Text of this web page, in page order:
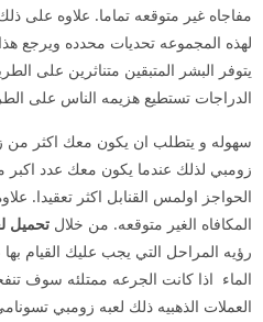
مفاجاه غير متوقعه تماما. علاوه على
لهذه المجموعه تحديات محدده ويرجع
يتوفر البشر المتبقين متناثرين على
الدراجات تستطيع هزيمه الناس على
سهوله و يتطلب ان يكون معك اكثر من
زومبي لذلك عندما يكون معك عدد اكبر
الحواجز اولمس القنابل اكثر تعقيدا.
المكافاه الغير متوقعه. من خلال تحميل
رؤيه المراحل التي يجب عليك القيام
الماء اذا كانت الجرعه ممتلئه سوف
العملات الذهبيه ذلك لعبه زومبي